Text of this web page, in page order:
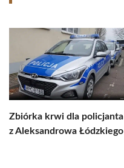
Zbiórka krwi dla policjanta
z Aleksandrowa Łódzkiego